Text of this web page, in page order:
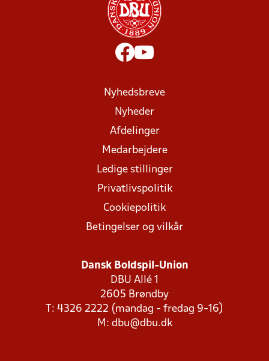
Nyhedsbreve
Nyheder
Afdelinger
Medarbejdere
Ledige stillinger
Privatlivspolitik
Cookiepolitik
Betingelser og vilkår
Dansk Boldspil-Union
DBU Allé 1
2605 Brøndby
T: 4326 2222 (mandag - fredag 9-16)
M: dbu@dbu.dk